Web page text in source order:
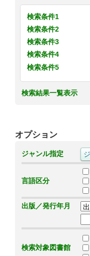
検索条件1
検索条件2
検索条件3
検索条件4
検索条件5
検索結果一覧表示
オプション
ジャンル指定
言語区分
出版／発行年月
検索対象図書館